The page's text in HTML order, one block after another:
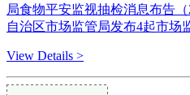
局食物平安监视抽检消息布告
自治区市场监管局发布4起市场
View Details >